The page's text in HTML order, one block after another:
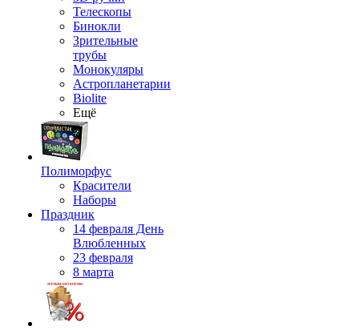
Телескопы
Бинокли
Зрительные
трубы
Монокуляры
Астропланетарии
Biolite
Ещё
Полиморфус
Красители
Наборы
Праздник
14 февраля День
Влюбленных
23 февраля
8 марта